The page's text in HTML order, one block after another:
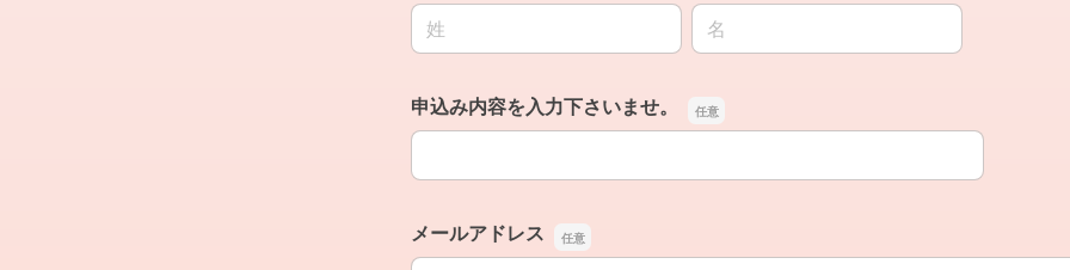
名前の姓
名前の名
申込み内容を入力下さいませ。
申込み内容を入力下さいませ。
メールアドレス